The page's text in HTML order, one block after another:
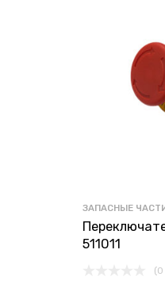
ЗАПАСНЫЕ
511011